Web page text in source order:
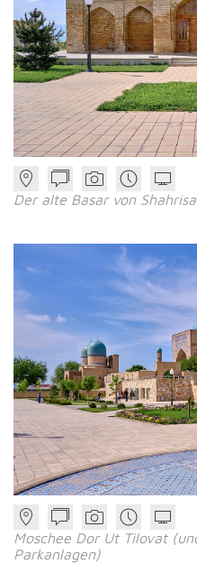
Der alte Basar von
Moschee Dor Ut Tilovat
Parkanlagen)